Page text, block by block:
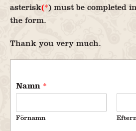
asterisk(*) must be completed
the form.
Thank you very much.
Namn *
Förnamn